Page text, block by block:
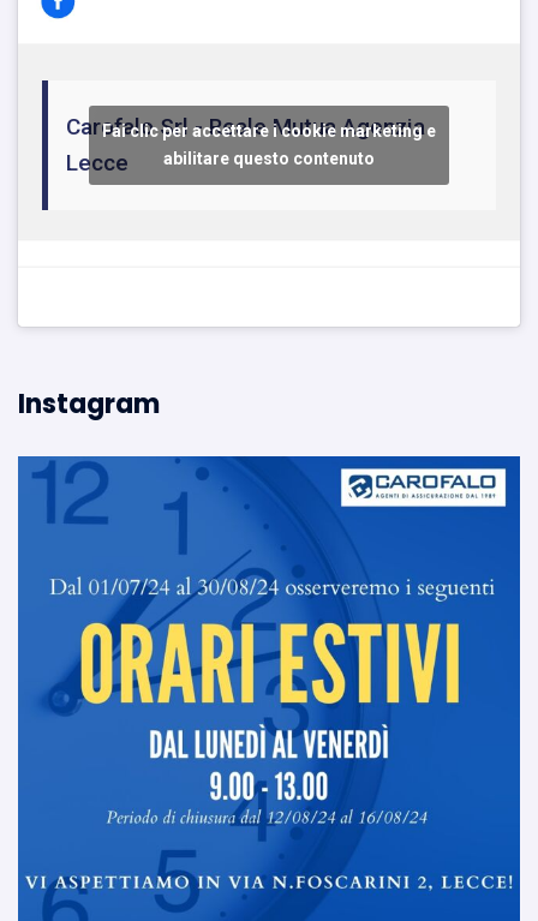
Carofalo Srl - Reale Mutua Agenzia
Lecce
Fai clic per accettare i cookie marketing e
abilitare questo contenuto
Instagram